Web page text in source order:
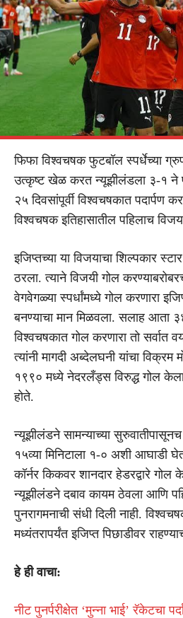
फिफा विश्वचषक फुटबॉल स्पर्धेच्या
उत्कृष्ट खेळ करतन्यूझीलंडला ३-१ने
२५ दिवसांपूर्वी विश्वचषकात पदार्पण
विश्वचषक इतिहासातील पहिलाच
इजिप्तच्या या विजयाचा शिल्पकार
ठरला. त्याने विजयी गोल
वेगवेगळ्या स्पर्धांमध्ये गोल करणारा
बनण्याचा मान मिळवला. सलाह आता
विश्वचषकात गोल करणारा तो सर्वात
त्यांनी मागदी अब्देलघनी यांचा विक्रम
१९९० मध्येनेदरलँड्सविरुद्ध गोल
होते.
न्यूझीलंडने सामन्याच्या
१५व्या मिनिटाला १-० अशी आघाडी
कॉर्नर किकवर शानदार हेडरद्वारे गोल
न्यूझीलंडने दबाव कायम ठेवला आणि
पुनरागमनाची संधी दिली नाही.
मध्यंतरापर्यंत इजिप्त पिछाडीवर
हे ही वाचा:
नीट पुनर्परीक्षेत ‘मुन्ना भाई’ रॅकेटचा